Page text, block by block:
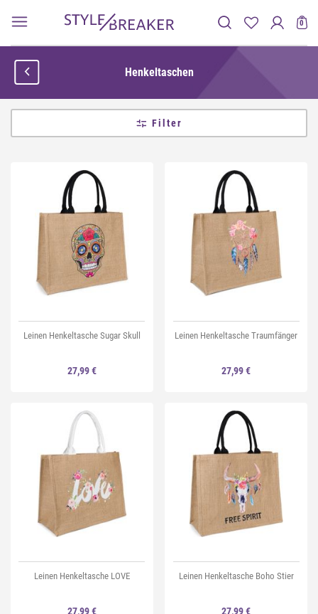
0
Henkeltaschen
Filter
Leinen Henkeltasche Sugar Skull
27,99 €
Leinen Henkeltasche Traumfänger
27,99 €
Leinen Henkeltasche LOVE
27,99 €
Leinen Henkeltasche Boho Stier
27,99 €